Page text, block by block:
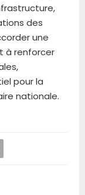
des
une
à renforcer
pour la
nationale.